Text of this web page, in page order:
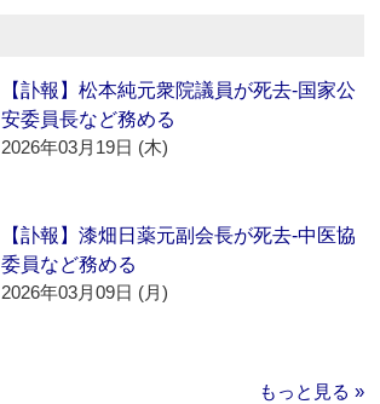
【訃報】松本純元衆院議員が死去‐国家公
安委員長など務める
2026年03月19日 (木)
【訃報】漆畑日薬元副会長が死去‐中医協
委員など務める
2026年03月09日 (月)
もっと見る »